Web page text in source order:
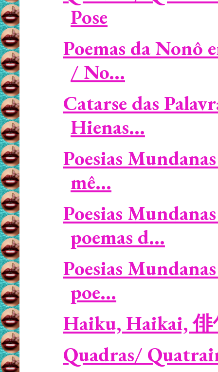
Pose
Poemas da Nonô
/ No...
Catarse das
Hienas...
Poesias
mê...
Poesias
poemas d...
Poesias
poe...
Haiku, Haikai, 俳
Quadras/